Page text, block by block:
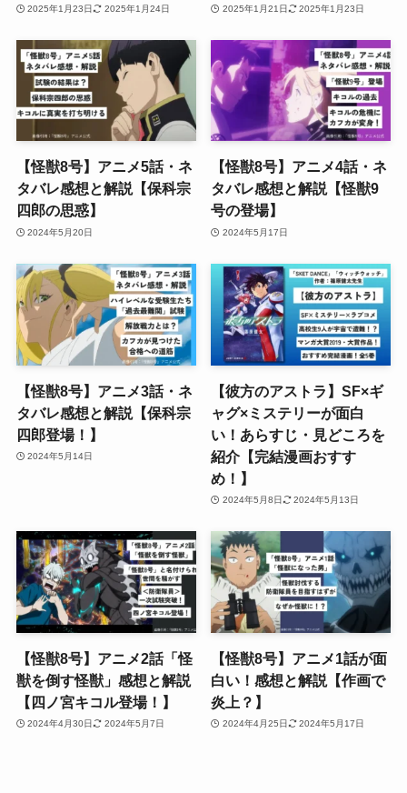
2025年1月23日 2025年1月24日 2025年1月21日 2025年1月23日
【怪獣8号】アニメ5話・ネ
タバレ感想と解説【保科宗
四郎の思惑】
2024年5月20日
【怪獣8号】アニメ4話・ネ
タバレ感想と解説【怪獣9
号の登場】
2024年5月17日
【怪獣8号】アニメ3話・ネ
タバレ感想と解説【保科宗
四郎登場！】
2024年5月14日
【彼方のアストラ】SF×ギ
ャグ×ミステリーが面白
い！あらすじ・見どころを
紹介【完結漫画おすす
め！】
2024年5月8日 2024年5月13日
【怪獣8号】アニメ2話「怪
獣を倒す怪獣」感想と解説
【四ノ宮キコル登場！】
2024年4月30日 2024年5月7日
【怪獣8号】アニメ1話が面
白い！感想と解説【作画で
炎上？】
2024年4月25日 2024年5月17日